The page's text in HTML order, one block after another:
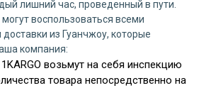
лишний час, проведенный в пути.
воспользоваться всеми
из Гуанчжоу, которые
компания:
возьмут на себя инспекцию
товара непосредственно на